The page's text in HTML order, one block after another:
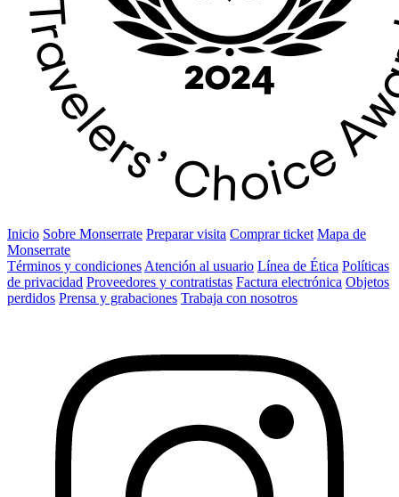
Inicio Sobre Monserrate Preparar visita Comprar ticket Mapa de
Monserrate
Términos y condiciones Atención al usuario Línea de Ética Políticas
de privacidad Proveedores y contratistas Factura electrónica Objetos
perdidos Prensa y grabaciones Trabaja con nosotros